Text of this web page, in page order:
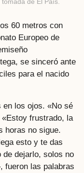
60 metros con
Europeo de
se sinceró ante
para el nacido
en los ojos. «No sé
frustrado, la
horas no sigue.
esto y te das
de dejarlo, solos no
fueron las palabras